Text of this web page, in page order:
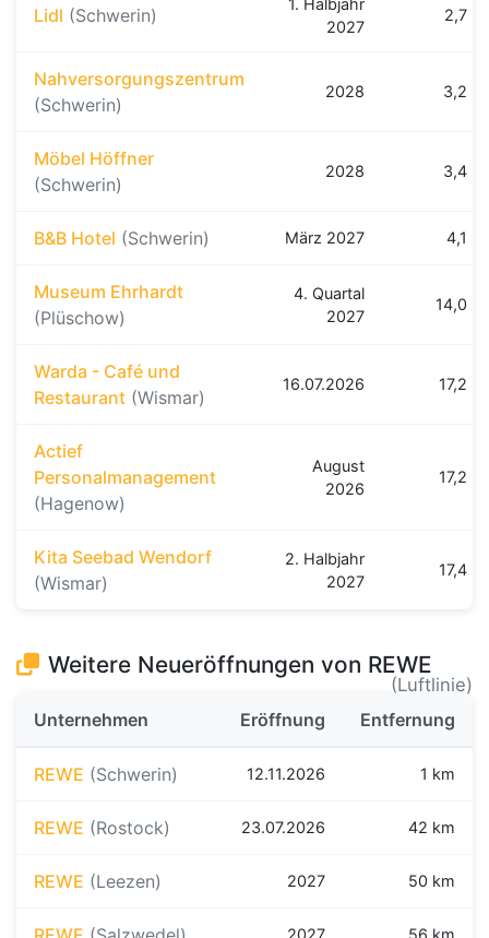
Lidl (Schwerin)
1. Halbjahr
2027
2,7
Nahversorgungszentrum
(Schwerin)
2028 3,2
Möbel Höffner
(Schwerin)
2028 3,4
B&B Hotel (Schwerin) März 2027 4,1
Museum Ehrhardt
(Plüschow)
4. Quartal
2027
14,0
Warda - Café und
Restaurant (Wismar)
16.07.2026 17,2
Actief
Personalmanagement
(Hagenow)
August
2026
17,2
Kita Seebad Wendorf
(Wismar)
2. Halbjahr
2027
17,4
Weitere Neueröffnungen von REWE
(Luftlinie)
Unternehmen
Eröffnung Entfernung
REWE (Schwerin) 12.11.2026 1 km
REWE (Rostock) 23.07.2026 42 km
REWE (Leezen) 2027 50 km
2027 56 km